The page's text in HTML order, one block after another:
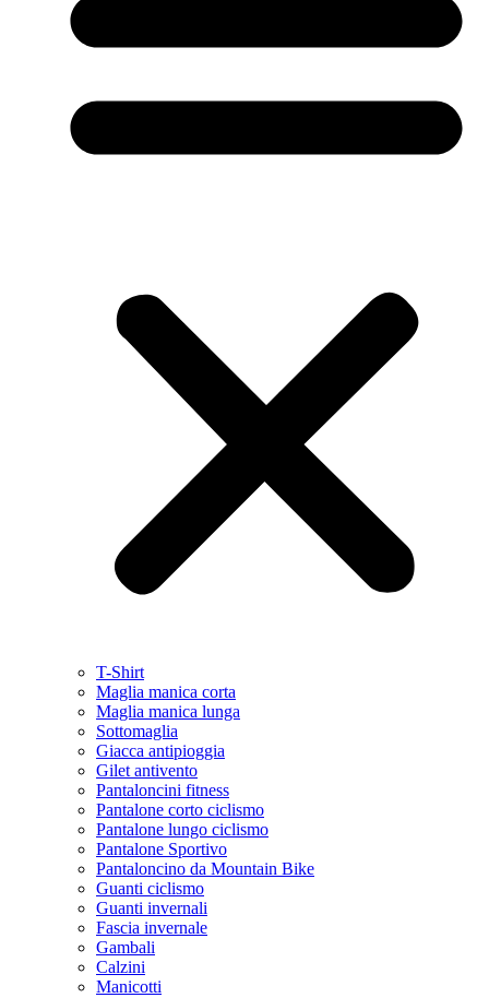
T-Shirt
Maglia manica corta
Maglia manica lunga
Sottomaglia
Giacca antipioggia
Gilet antivento
Pantaloncini fitness
Pantalone corto ciclismo
Pantalone lungo ciclismo
Pantalone Sportivo
Pantaloncino da Mountain Bike
Guanti ciclismo
Guanti invernali
Fascia invernale
Gambali
Calzini
Manicotti